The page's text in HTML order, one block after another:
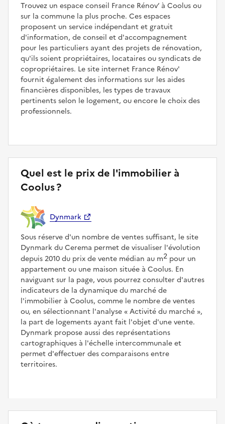
Trouvez un espace conseil France Rénov’ à Coolus ou
sur la commune la plus proche. Ces espaces
proposent un service indépendant et gratuit
d'information, de conseil et d'accompagnement
pour les particuliers ayant des projets de rénovation,
qu'ils soient propriétaires, locataires ou syndicats de
copropriétaires. Le site internet France Rénov'
fournit également des informations sur les aides
financières disponibles, les types de travaux
pertinents selon le logement, ou encore le choix des
professionnels.
Quel est le prix de l'immobilier à
Coolus ?
Dynmark
Sous réserve d'un nombre de ventes suffisant, le site
Dynmark du Cerema permet de visualiser l'évolution
depuis 2010 du prix de vente médian au m2 pour un
appartement ou une maison située à Coolus. En
naviguant sur la page, vous pourrez consulter d'autres
indicateurs de la dynamique du marché de
l'immobilier à Coolus, comme le nombre de ventes
ou, en sélectionnant l'analyse
Activité du marché ,
la part de logements ayant fait l'objet d'une vente.
Dynmark propose aussi des représentations
cartographiques à l'échelle intercommunale et
permet d'effectuer des comparaisons entre
territoires.